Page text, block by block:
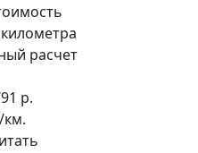
расчет
р.
км.